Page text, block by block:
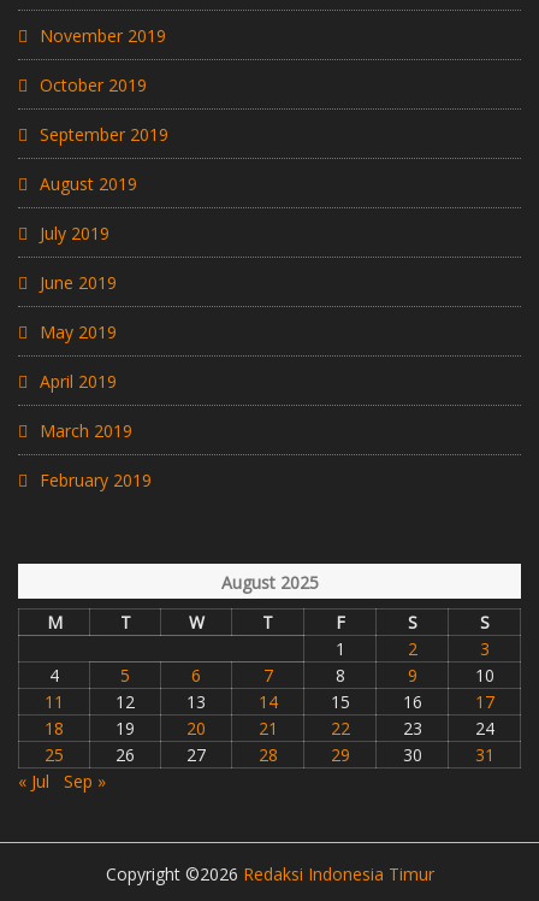
November 2019
October 2019
September 2019
August 2019
July 2019
June 2019
May 2019
April 2019
March 2019
February 2019
August 2025
M
T W T F S
S
1
2
3
4
5 6 7 8 9
10
11
12 13 14 15 16
17
18
19 20 21 22 23
24
25
26 27 28 29 30
31
« Jul
Sep »
Copyright ©2026 Redaksi Indonesia Timur